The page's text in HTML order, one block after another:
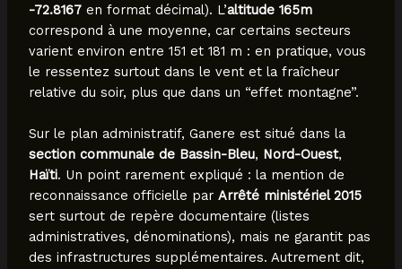
-72.8167en format décimal). L’altitude 165m
correspond à une moyenne, car certains secteurs
varient environ entre 151 et 181 m : en pratique, vous
le ressentez surtout dans le vent et la fraîcheur
relative du soir, plus que dans un “effet montagne”.
Sur le plan administratif, Ganere est situé dans la
section communale de Bassin-Bleu, Nord-Ouest,
Haïti. Un point rarement expliqué : la mention de
reconnaissance officielle par Arrêté ministériel 2015
sert surtout de repère documentaire (listes
administratives, dénominations), mais ne garantit pas
des infrastructures supplémentaires. Autrement dit,